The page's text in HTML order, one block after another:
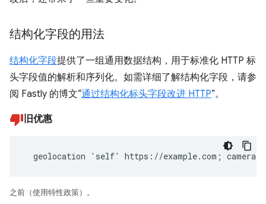
结构化字段的用法
结构化字段提供了一组通用数据结构，用于标准化 HTTP 标
头字段值的解析和序列化。如需详细了解结构化字段，请参
阅 Fastly 的博文“通过结构化标头字段改进 HTTP”。
旧优惠
geolocation 'self' https://example.com; camera
之前（使用特性政策）。